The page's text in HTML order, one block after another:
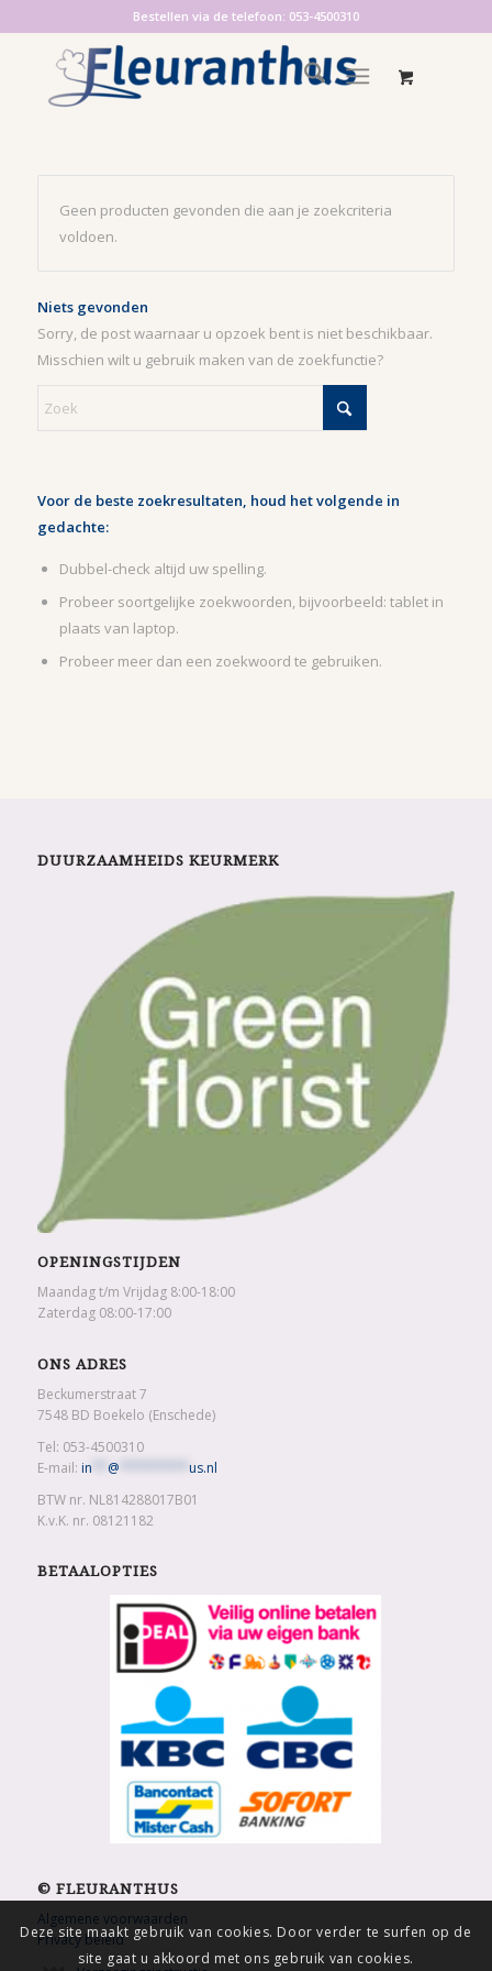
Bestellen via de telefoon: 053-4500310
Geen producten gevonden die aan je zoekcriteria
voldoen.
Niets gevonden
Sorry, de post waarnaar u opzoek bent is niet beschikbaar.
Misschien wilt u gebruik maken van de zoekfunctie?
Voor de beste zoekresultaten, houd het volgende in
gedachte:
Dubbel-check altijd uw spelling.
Probeer soortgelijke zoekwoorden, bijvoorbeeld: tablet in
plaats van laptop.
Probeer meer dan een zoekwoord te gebruiken.
DUURZAAMHEIDS KEURMERK
OPENINGSTIJDEN
Maandag t/m Vrijdag 8:00-18:00
Zaterdag 08:00-17:00
ONS ADRES
Beckumerstraat 7
7548 BD Boekelo (Enschede)
Tel: 053-4500310
E-mail: in @
us.nl
BTW nr. NL814288017B01
K.v.K. nr. 08121182
BETAALOPTIES
© FLEURANTHUS
Algemene voorwaarden
Privacy beleid
Deze site maakt gebruik van cookies. Door verder te surfen op de
site gaat u akkoord met ons gebruik van cookies.